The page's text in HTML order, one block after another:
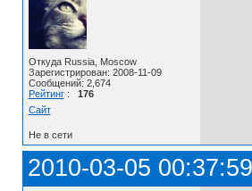
Откуда Russia, Moscow
Зарегистрирован: 2008-11-09
Сообщений: 2,674
Рейтинг: 176
Сайт
Не в сети
2010-03-05 00:37:59